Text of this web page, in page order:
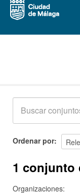
Acerca de
Ordenar por
1 conjunto
Organizaciones: